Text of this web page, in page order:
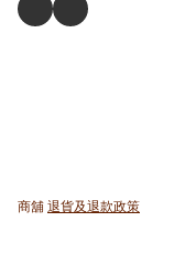
商舖 退貨及退款政策